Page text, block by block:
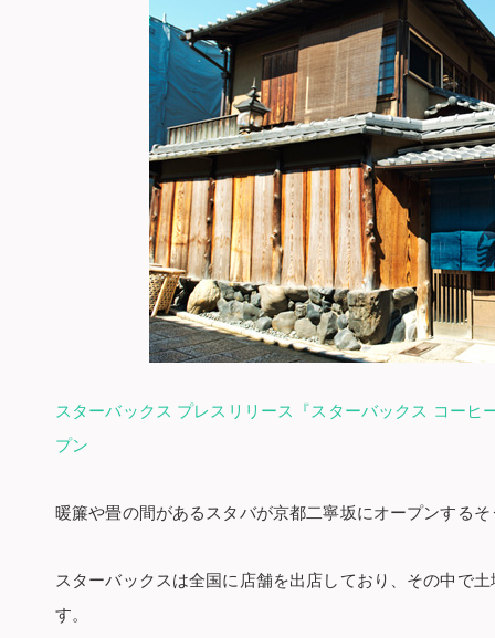
スターバックス プレスリリース『スターバックス コー
プン
暖簾や畳の間があるスタバが京都二寧坂にオープンするそ
スターバックスは全国に店舗を出店しており、その中で
す。